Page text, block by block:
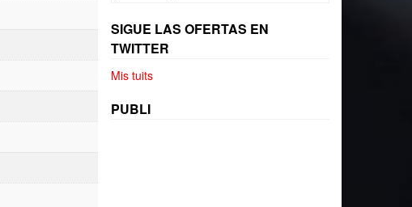
SIGUE LAS OFERTAS EN
TWITTER
Mis tuits
PUBLI